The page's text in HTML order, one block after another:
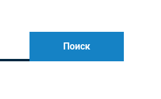
Поиск